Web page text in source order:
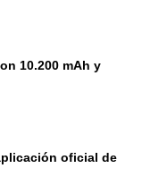
10.200 mAh y
oficial de